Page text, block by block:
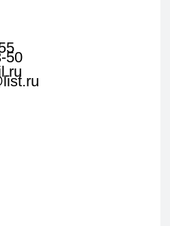
менеджер
часа.